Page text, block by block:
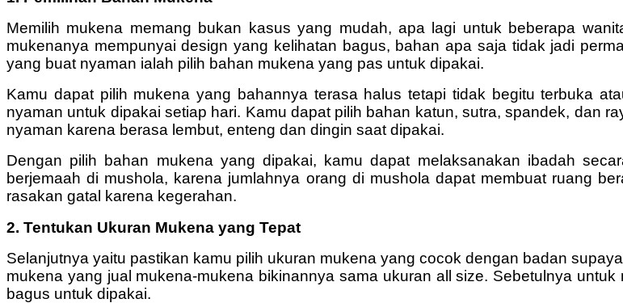
Memilih mukena memang bukan kasus yang mudah, apa lagi untuk beberapa
mukenanya mempunyai design yang kelihatan bagus, bahan apa saja tidak jadi
yang buat nyaman ialah pilih bahan mukena yang pas untuk dipakai.
Kamu dapat pilih mukena yang bahannya terasa halus tetapi tidak begitu terbuka
nyaman untuk dipakai setiap hari. Kamu dapat pilih bahan katun, sutra, spandek, dan
nyaman karena berasa lembut, enteng dan dingin saat dipakai.
Dengan pilih bahan mukena yang dipakai, kamu dapat melaksanakan ibadah
berjemaah di mushola, karena jumlahnya orang di mushola dapat membuat ruang
rasakan gatal karena kegerahan.
2. Tentukan Ukuran Mukena yang Tepat
Selanjutnya yaitu pastikan kamu pilih ukuran mukena yang cocok dengan badan
mukena yang jual mukena-mukena bikinannya sama ukuran all size. Sebetulnya
bagus untuk dipakai.